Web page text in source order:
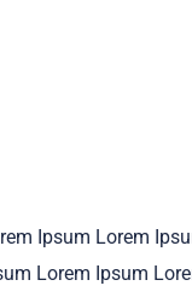
Ipsum Lorem
Lorem Ipsum